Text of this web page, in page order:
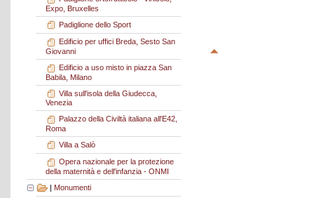
Expo, Bruxelles
Padiglione dello Sport
Edificio per uffici Breda, Sesto San
Giovanni
Edificio a uso misto in piazza San
Babila, Milano
Villa sull'isola della Giudecca,
Venezia
Palazzo della Civiltà italiana all'E42,
Roma
Villa a Salò
Opera nazionale per la protezione
della maternità e dell'infanzia - ONMI
| Monumenti